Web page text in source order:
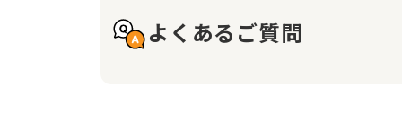
よくあるご質問